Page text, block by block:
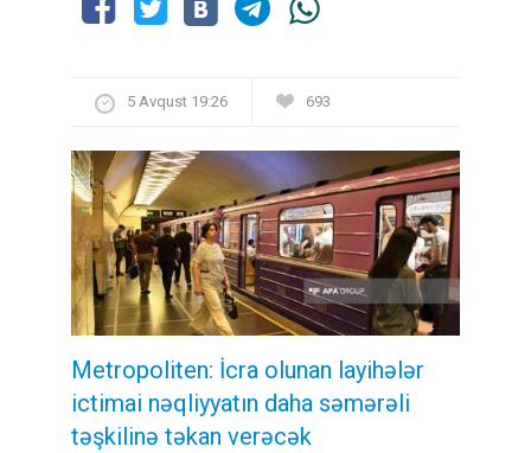
5 Avqust 19:26 693
Metropoliten: İcra olunan layihələr
ictimai nəqliyyatın daha səmərəli
təşkilinə təkan verəcək